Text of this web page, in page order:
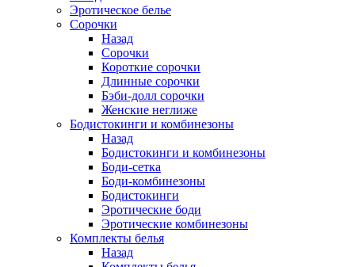
Эротическое белье
Сорочки
Назад
Сорочки
Короткие сорочки
Длинные сорочки
Бэби-долл сорочки
Женские неглиже
Бодистокинги и комбинезоны
Назад
Бодистокинги и комбинезоны
Боди-сетка
Боди-комбинезоны
Бодистокинги
Эротические боди
Эротические комбинезоны
Комплекты белья
Назад